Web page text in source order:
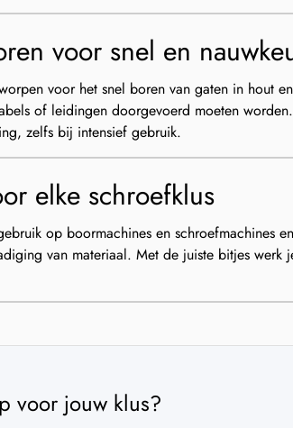
voor snel en
voor het snel boren van gaten in hout
of leidingen doorgevoerd moeten
zelfs bij intensief gebruik.
elke schroefklus
op boormachines en schroefmachines
van materiaal. Met de juiste bitjes werk
voor jouw klus?